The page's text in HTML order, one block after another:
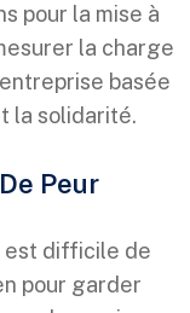
pour la mise à
la charge
basée
la solidarité.
Peur
est difficile de
pour garder